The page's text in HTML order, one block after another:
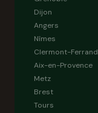
Dijon
Angers
Nîmes
Clermont-Ferrand
Aix-en-Provence
Metz
Brest
Tours